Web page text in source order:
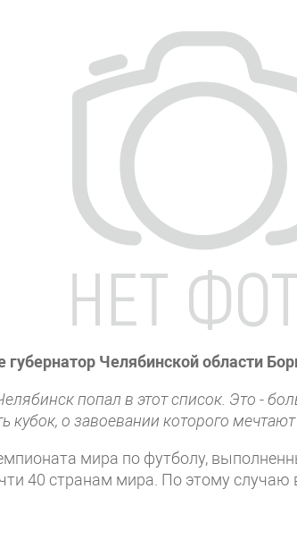
Челябинской области
попал в этот список. Это -
о завоевании которого
мира по футболу,
40 странам мира. По этому случаю